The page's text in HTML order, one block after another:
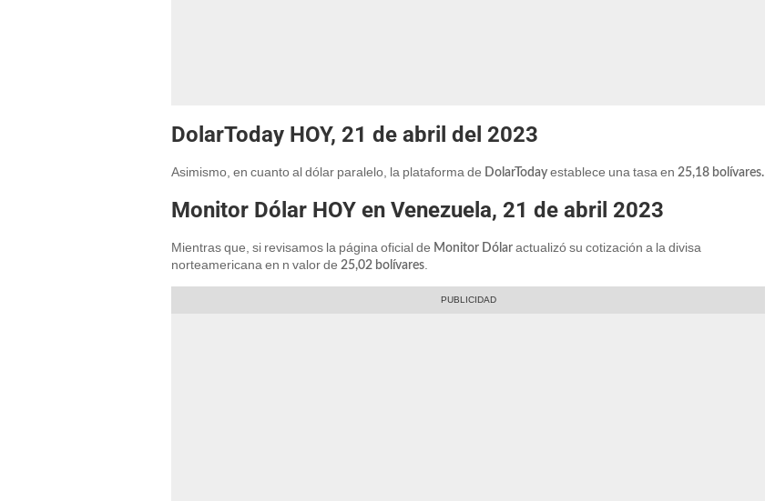
DolarToday HOY, 21 de abril del 2023
Asimismo, en cuanto al dólar paralelo, la plataforma de DolarToday establece una tasa en 25,18 bolívares.
Monitor Dólar HOY en Venezuela, 21 de abril 2023
Mientras que, si revisamos la página oficial de Monitor Dólar actualizó su cotización a la divisa
norteamericana en n valor de 25,02 bolívares